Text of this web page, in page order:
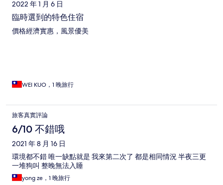
2022 年 1 月 6 日
臨時選到的特色住宿
價格經濟實惠，風景優美
WEI KUO，1 晚旅行
旅客真實評論
6/10 不錯哦
2021 年 8 月 16 日
環境都不錯 唯一缺點就是 我來第二次了 都是相同情況 半夜三更
一堆狗叫 整晚無法入睡
yong ze，1 晚旅行